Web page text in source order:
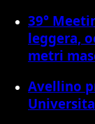
39°
leggera,
metri
Avellino